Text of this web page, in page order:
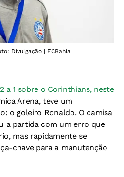
Divulgação | ECBahia
a 1 sobre o Corinthians, neste
Arena, teve um
o goleiro Ronaldo. O camisa
a partida com um erro que
mas rapidamente se
chave para a manutenção